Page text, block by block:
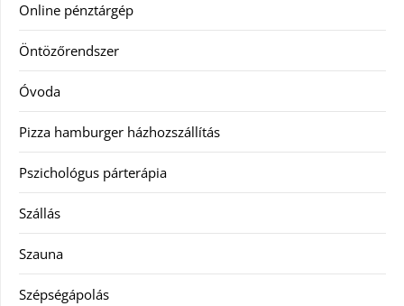
Online pénztárgép
Öntözőrendszer
Óvoda
Pizza hamburger házhozszállítás
Pszichológus párterápia
Szállás
Szauna
Szépségápolás